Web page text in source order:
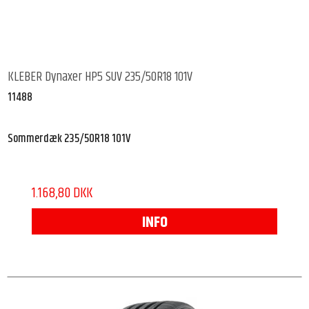
KLEBER Dynaxer HP5 SUV 235/50R18 101V
11488
Sommerdæk 235/50R18 101V
1.168,80 DKK
INFO